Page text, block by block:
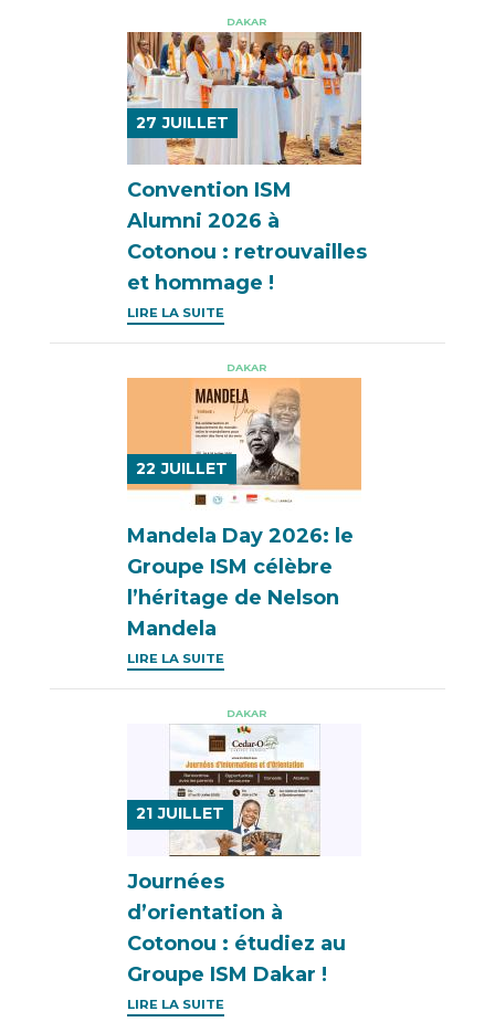
DAKAR
27 JUILLET
Convention ISM
Alumni 2026 à
Cotonou : retrouvailles
et hommage !
LIRE LA SUITE
DAKAR
22 JUILLET
Mandela Day 2026: le
Groupe ISM célèbre
l’héritage de Nelson
Mandela
LIRE LA SUITE
DAKAR
21 JUILLET
Journées
d’orientation à
Cotonou : étudiez au
Groupe ISM Dakar !
LIRE LA SUITE